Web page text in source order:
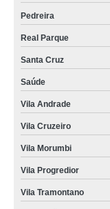
Pedreira
Real Parque
Santa Cruz
Saúde
Vila Andrade
Vila Cruzeiro
Vila Morumbi
Vila Progredior
Vila Tramontano